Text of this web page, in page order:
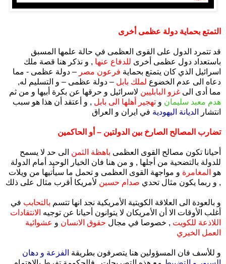
التمتع بحماية دولة عظمى أخرى
قد تتمرد الدول على القوى العظمى في حالة علمها المسبق
باستعداد دول عظمى أخرى للدفاع عنها , و نذكر هنا قصة ملك
اسرائيل الذي كان يتمتع بحماية فرعون مصر – دولة عظمى - مما
دعاه الى عدم الخضوع لملك بابل – دولة عظمى – و التسليم له,
مما أدى الى غزو البابليين لاسرائيل و حرقها عن بكرة أبيها و من ثم
هدم معبد سليمان و تهجير أهلها الى بابل , و أعتقد أن هذا هو سبب
انتشار
الديانة اليهودية في ايران و العراق
تضارب المصالح الصارخ بين الدولتين – أو الحاكمين
أحيانا تكون مصالح القوى العظمى باهظة الثمن الى حد لا يسمح
للدولة بالتضحية من أجلها , و من هنا فان الخيار الوحيد أمام الدولة
هو المغامرة و مواجهة القوى العظمى و تحمل ما سيأتيها من ويلات
, و ربما يكون مثال تحدي صدام حسين لأمريكا أقرب مثال على ذلك
و بالعودة الى العلاقة الكويتية الأمريكية نجد انها تتسم بالتحابب في
أغلب الأوقات الا أن الأمريكان لا يتوانون أحيانا عن توجيه الانتقادات
اللاذعة للكويت , خصوصا في مجال حقوق الانسان و عشوائية
العمل الخيري
و للأسف فان المسؤولين هنا يتصرفون بطريقة الفزعة و دهان